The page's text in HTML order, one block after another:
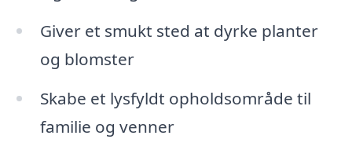
Giver et smukt sted at dyrke planter
og blomster
Skabe et lysfyldt opholdsområde til
familie og venner